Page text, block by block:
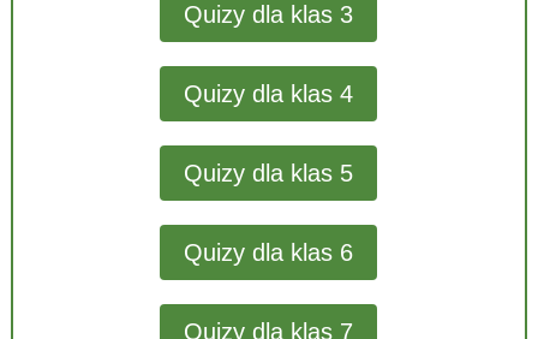
Quizy dla klas 3
Quizy dla klas 4
Quizy dla klas 5
Quizy dla klas 6
Quizy dla klas 7